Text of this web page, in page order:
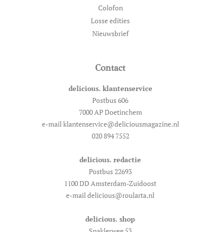
Colofon
Losse edities
Nieuwsbrief
Contact
delicious. klantenservice
Postbus 606
7000 AP Doetinchem
e-mail klantenservice@deliciousmagazine.nl
020 894 7552
delicious. redactie
Postbus 22693
1100 DD Amsterdam-Zuidoost
e-mail delicious@roularta.nl
delicious. shop